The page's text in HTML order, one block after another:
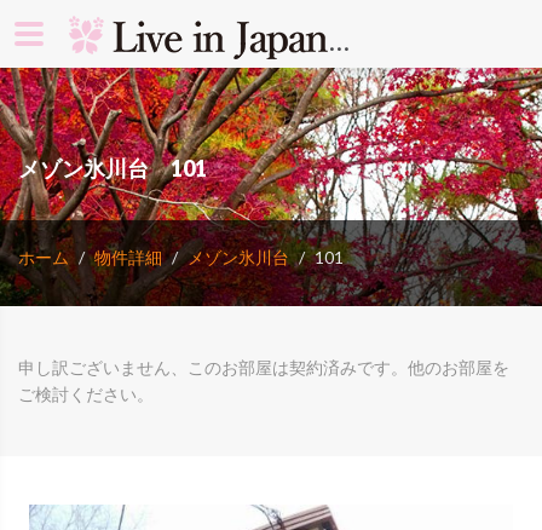
メゾン氷川台 101
ホーム 物件詳細 メゾン氷川台 101
申し訳ございません、このお部屋は契約済みです。他のお部屋を
ご検討ください。